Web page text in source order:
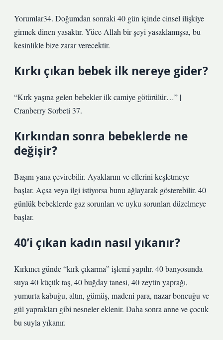
Yorumlar34. Doğumdan sonraki 40 gün içinde cinsel ilişkiye
girmek dinen yasaktır. Yüce Allah bir şeyi yasaklamışsa, bu
kesinlikle bize zarar verecektir.
Kırkı çıkan bebek ilk nereye gider?
“Kırk yaşına gelen bebekler ilk camiye götürülür…” |
Cranberry Sorbeti 37.
Kırkından sonra bebeklerde ne
değişir?
Başını yana çevirebilir. Ayaklarını ve ellerini keşfetmeye
başlar. Açsa veya ilgi istiyorsa bunu ağlayarak gösterebilir. 40
günlük bebeklerde gaz sorunları ve uyku sorunları düzelmeye
başlar.
40’i çıkan kadın nasıl yıkanır?
Kırkıncı günde “kırk çıkarma” işlemi yapılır. 40 banyosunda
suya 40 küçük taş, 40 buğday tanesi, 40 zeytin yaprağı,
yumurta kabuğu, altın, gümüş, madeni para, nazar boncuğu ve
gül yaprakları gibi nesneler eklenir. Daha sonra anne ve çocuk
bu suyla yıkanır.